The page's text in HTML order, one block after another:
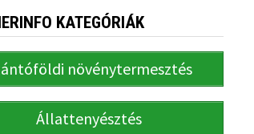
KATEGÓRIÁK
növénytermesztés
Állattenyésztés